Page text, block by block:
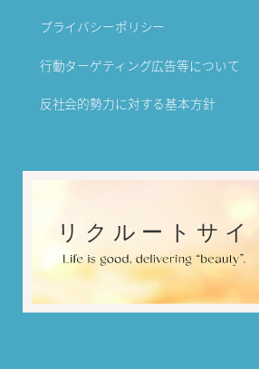
プライバシーポリシー
行動ターゲティング広告等について
反社会的勢力に対する基本方針